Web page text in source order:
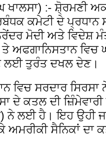
ਖਾਲਸਾ) :- ਸ਼ੋ੍ਰਮਣੀ
ਕਮੇਟੀ ਦੇ ਪ੍ਰਧਾਨ
ਮੋਦੀ ਅਤੇ ਵਿਦੇਸ਼
ਤੇ ਅਫਗਾਨਿਸਤਾਨ ਵਿਚ
ਲਈ ਤੁਰੰਤ ਦਖਲ ਦੇਣ।
ਵਿਚ ਸਰਦਾਰ ਸਿਰਸਾ
ਦੇ ਕਤਲ ਦੀ
ਲਈ ਹੈ। ਇਹ ਉਹੀ
ਸੈਨਿਕਾਂ ਦਾ